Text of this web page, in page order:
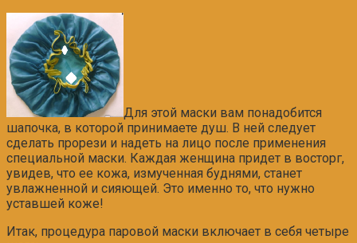
Для этой маски вам понадобится
шапочка, в которой принимаете душ. В ней следует
сделать прорези и надеть на лицо после применения
специальной маски. Каждая женщина придет в восторг,
увидев, что ее кожа, измученная буднями, станет
увлажненной и сияющей. Это именно то, что нужно
уставшей коже!
Итак, процедура паровой маски включает в себя четыре